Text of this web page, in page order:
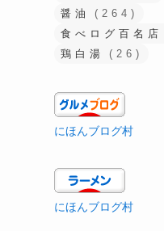
醤油
(264)
食べログ百名店
鶏白湯
(26)
にほんブログ村
にほんブログ村